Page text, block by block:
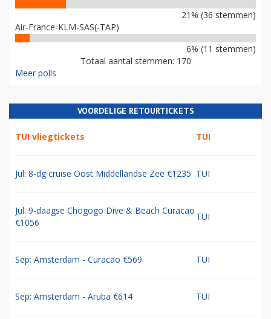
21% (36 stemmen)
Air-France-KLM-SAS(-TAP)
6% (11 stemmen)
Totaal aantal stemmen: 170
Meer polls
VOORDELIGE RETOURTICKETS
TUI vliegtickets TUI
Jul: 8-dg cruise Oost Middellandse Zee €1235 TUI
Jul: 9-daagse Chogogo Dive & Beach Curacao
€1056
TUI
Sep: Amsterdam - Curacao €569 TUI
Sep: Amsterdam - Aruba €614 TUI